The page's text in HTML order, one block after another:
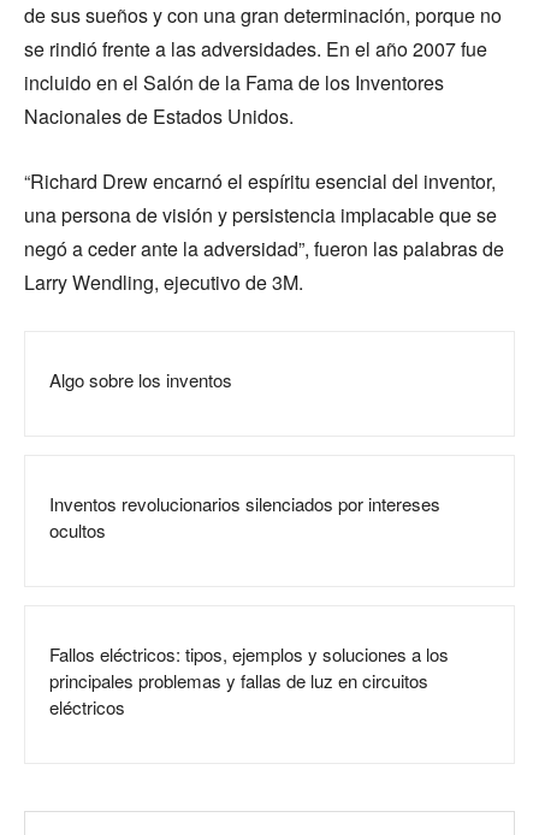
de sus sueños y con una gran determinación, porque no
se rindió frente a las adversidades. En el año 2007 fue
incluido en el Salón de la Fama de los Inventores
Nacionales de Estados Unidos.
“Richard Drew encarnó el espíritu esencial del inventor,
una persona de visión y persistencia implacable que se
negó a ceder ante la adversidad”, fueron las palabras de
Larry Wendling, ejecutivo de 3M.
Algo sobre los inventos
Inventos revolucionarios silenciados por intereses
ocultos
Fallos eléctricos: tipos, ejemplos y soluciones a los
principales problemas y fallas de luz en circuitos
eléctricos